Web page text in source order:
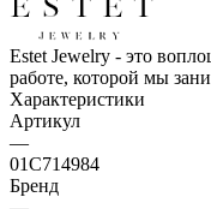
Estet Jewelry - это
работе, которой мы
Характеристики
Артикул
—
01С714984
Бренд